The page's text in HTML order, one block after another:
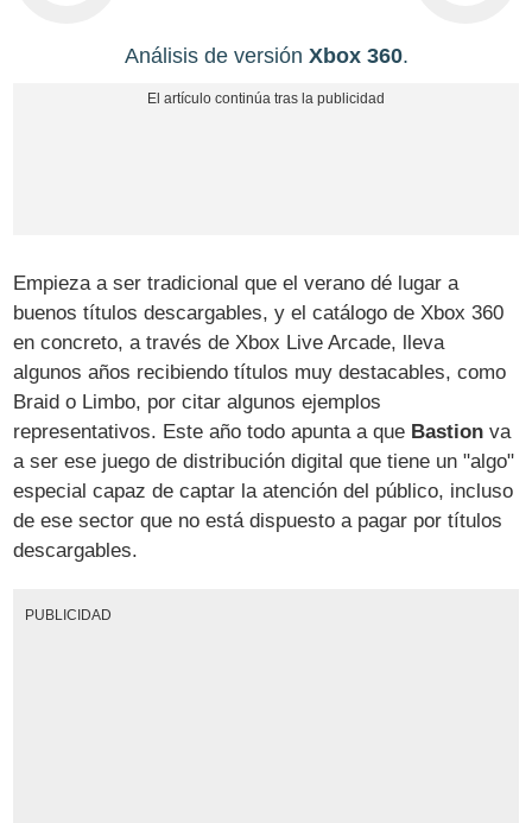
Análisis de versión Xbox 360.
Empieza a ser tradicional que el verano dé lugar a
buenos títulos descargables, y el catálogo de Xbox 360
en concreto, a través de Xbox Live Arcade, lleva
algunos años recibiendo títulos muy destacables, como
Braid o Limbo, por citar algunos ejemplos
representativos. Este año todo apunta a que Bastion va
a ser ese juego de distribución digital que tiene un "algo"
especial capaz de captar la atención del público, incluso
de ese sector que no está dispuesto a pagar por títulos
descargables.
PUBLICIDAD